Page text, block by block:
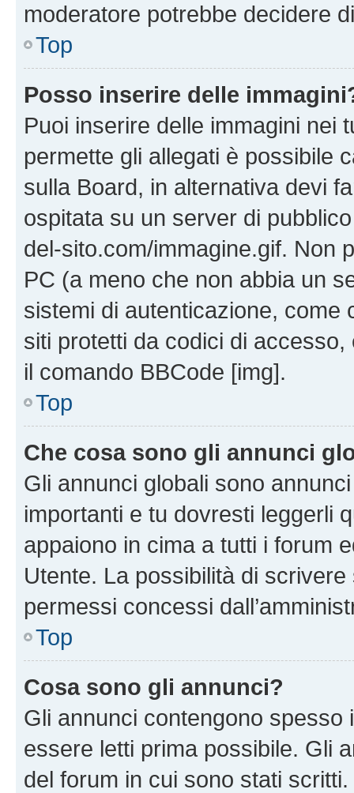
moderatore potrebbe decidere
Top
Posso inserire delle
Puoi inserire delle immagini nei
permette gli allegati è possibile
sulla Board, in alternativa devi
ospitata su un server di
del-sito.com/immagine.gif. Non
PC (a meno che non abbia un
sistemi di autenticazione, come
siti protetti da codici di
il comando BBCode [img].
Top
Che cosa sono gli annunci
Gli annunci globali sono
importanti e tu dovresti leggerli
appaiono in cima a tutti i forum
Utente. La possibilità di
permessi concessi
Top
Cosa sono gli annunci?
Gli annunci contengono
essere letti prima possibile. Gli
del forum in cui sono stati